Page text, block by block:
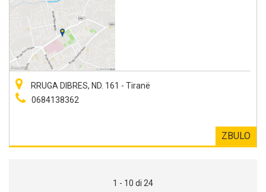
RRUGA DIBRES, ND. 161 - Tiranë
0684138362
ZBULO
1 - 10 di 24